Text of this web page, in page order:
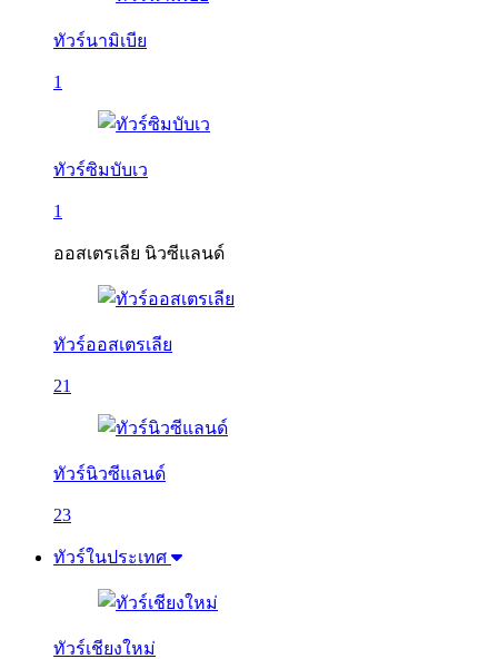
ทัวร์นามิเบีย
1
ทัวร์ซิมบับเว
1
ออสเตรเลีย นิวซีแลนด์
ทัวร์ออสเตรเลีย
21
ทัวร์นิวซีแลนด์
23
ทัวร์ในประเทศ
ทัวร์เชียงใหม่